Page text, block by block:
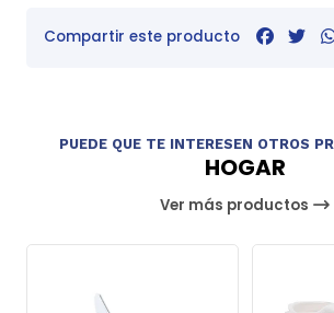
Compartir este producto
PUEDE QUE TE INTERESEN OTROS
HOGAR
Ver más productos